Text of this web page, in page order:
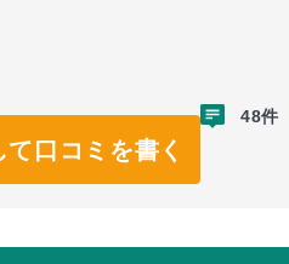
口コミを書く
48件